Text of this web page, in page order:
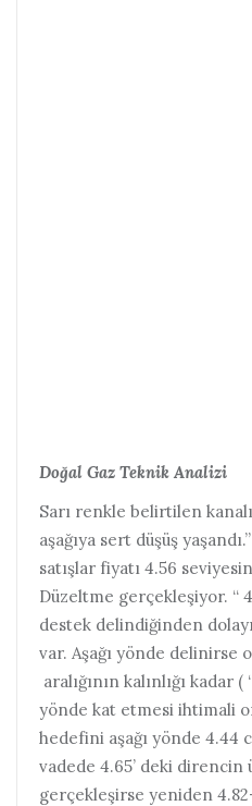
Doğal Gaz Teknik Analizi
Sarı renkle belirtilen
aşağıya sert düşüş
satışlar fiyatı 4.56
Düzeltme gerçekleşiyor. “
destek delindiğinden
var. Aşağı yönde delinirse
aralığının kalınlığı kadar
yönde kat etmesi ihtimali
hedefini aşağı yönde 4.44
vadede 4.65’ deki
gerçekleşirse yeniden